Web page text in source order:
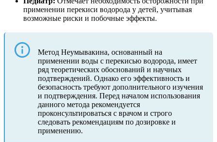
применении перекиси водорода у детей, учитывая
возможные риски и побочные эффекты.
Метод Неумывакина, основанный на
применении воды с перекисью водорода, имеет
ряд теоретических обоснований и научных
подтверждений. Однако его эффективность и
безопасность требуют дополнительного изучения
и подтверждения. Перед началом использования
данного метода рекомендуется
проконсультироваться с врачом и строго
следовать рекомендациям по дозировке и
применению.